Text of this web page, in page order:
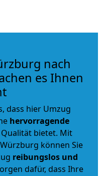
nach
es Ihnen
dass hier Umzug
hervorragende
bietet. Mit
können Sie
reibungslos und
dafür, dass Ihre